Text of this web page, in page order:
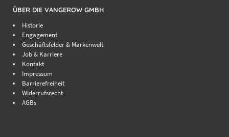
ÜBER DIE VANGEROW GMBH
Historie
Engagement
Geschäftsfelder & Markenwelt
Job & Karriere
Kontakt
Impressum
Barrierefreiheit
Widerrufsrecht
AGBs